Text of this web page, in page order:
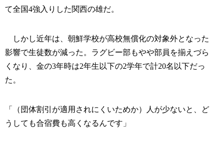
て全国4強入りした関西の雄だ。
しかし近年は、朝鮮学校が高校無償化の対象外となった
影響で生徒数が減った。ラグビー部もやや部員を揃えづら
くなり、金の3年時は2年生以下の2学年で計20名以下だっ
た。
「（団体割引が適用されにくいためか）人が少ないと、ど
うしても合宿費も高くなるんです」